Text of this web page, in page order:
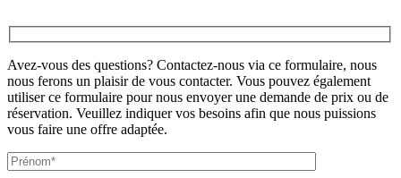
Avez-vous des questions? Contactez-nous via ce formulaire, nous
nous ferons un plaisir de vous contacter. Vous pouvez également
utiliser ce formulaire pour nous envoyer une demande de prix ou de
réservation. Veuillez indiquer vos besoins afin que nous puissions
vous faire une offre adaptée.